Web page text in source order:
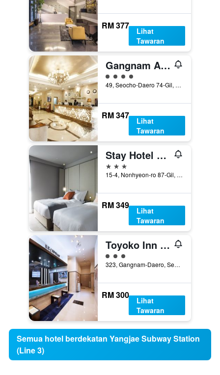
RM 377
Lihat
Tawaran
Gangnam Artnouveau City
penarafan kelas 4
49, Seocho-Daero 74-Gil, Seocho-gu, Seoul, Korea Selatan
RM 347
Lihat
Tawaran
Stay Hotel Gangnam
3 bintang
15-4, Nonhyeon-ro 87-Gil, Seoul, Korea Selatan
RM 349
Lihat
Tawaran
Toyoko Inn Seoul Gangnam
penarafan kelas 3
323, Gangnam-Daero, Seocho-gu, Seoul, Korea Selatan
RM 300
Lihat
Tawaran
Semua hotel berdekatan Yangjae Subway Station
(Line 3)